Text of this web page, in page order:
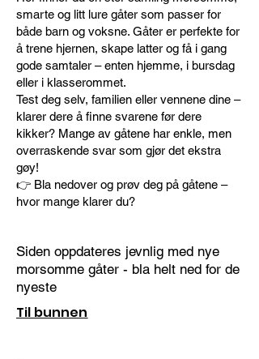
smarte og litt lure gåter som passer for
både barn og voksne. Gåter er perfekte for
å trene hjernen, skape latter og få i gang
gode samtaler – enten hjemme, i bursdag
eller i klasserommet.
Test deg selv, familien eller vennene dine –
klarer dere å finne svarene før dere
kikker? Mange av gåtene har enkle, men
overraskende svar som gjør det ekstra
gøy!
👉 Bla nedover og prøv deg på gåtene –
hvor mange klarer du?
Siden oppdateres jevnlig med nye
morsomme gåter - bla helt ned for de
nyeste
Til bunnen